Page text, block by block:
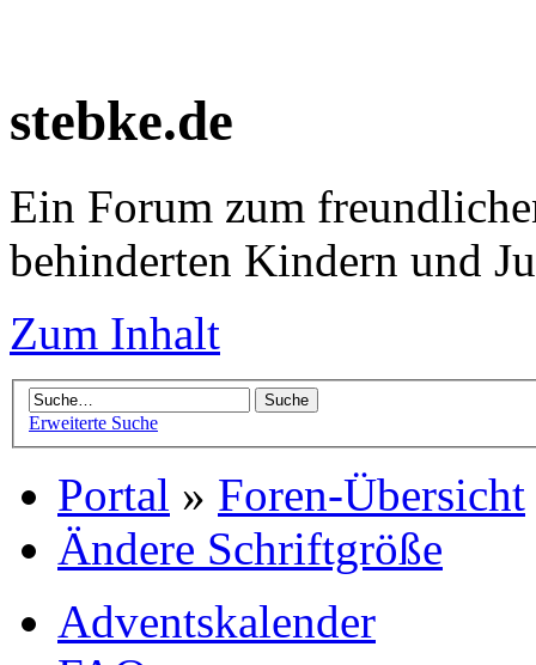
stebke.de
Ein Forum zum
behinderten Kindern und
Zum Inhalt
Erweiterte Suche
Portal » Foren-Übersicht
Ändere Schriftgröße
Adventskalender